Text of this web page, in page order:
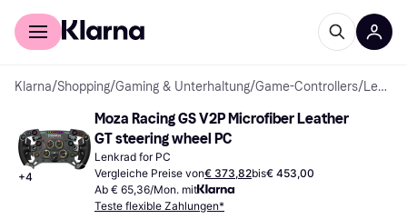
Für Shopper
Klarna/Shopping/Gaming & Unterhaltung/Game-Controllers/ Lenkräder
+4
Moza Racing GS V2P Microfiber Leather
GT steering wheel PC
Lenkrad for PC
Vergleiche Preise von€ 373,82bis€ 453,00
Ab € 65,36/Mon. mit
Teste flexible Zahlungen*